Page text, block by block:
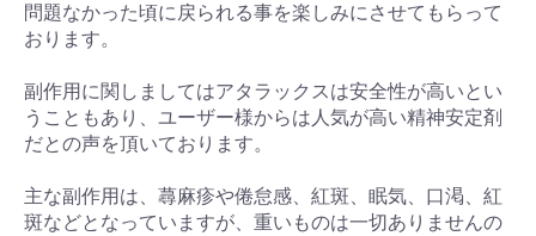
問題なかった頃に戻られる事を楽しみにさせてもらって
おります。
副作用に関しましてはアタラックスは安全性が高いとい
うこともあり、ユーザー様からは人気が高い精神安定剤
だとの声を頂いております。
主な副作用は、蕁麻疹や倦怠感、紅斑、眠気、口渇、紅
斑などとなっていますが、重いものは一切ありませんの